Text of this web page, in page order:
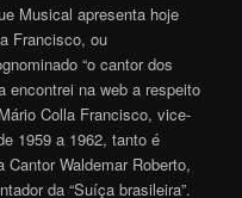
Musical apresenta hoje
Francisco, ou
“o cantor dos
encontrei na web a respeito
Colla Francisco, vice-
1959 a 1962, tanto é
Waldemar Roberto,
da “Suíça brasileira”.